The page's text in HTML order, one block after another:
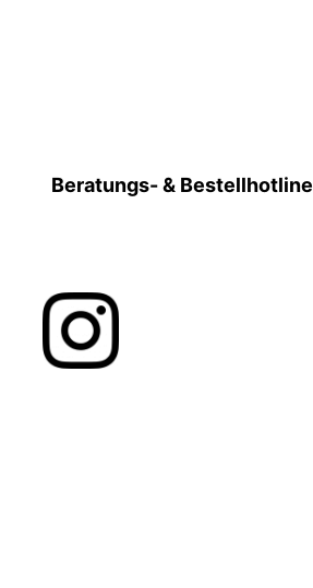
Beratungs- & Bestellhotline